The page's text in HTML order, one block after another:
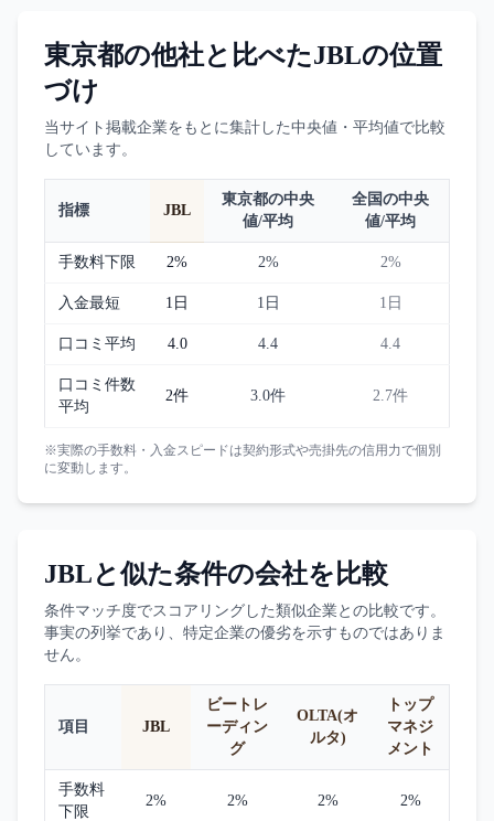
東京都の他社と比べたJBLの位置
づけ
当サイト掲載企業をもとに集計した中央値・平均値で比較
しています。
指標 JBL
東京都の中央
値/平均
全国の中央
値/平均
手数料下限 2% 2% 2%
入金最短 1日 1日 1日
口コミ平均 4.0 4.4 4.4
口コミ件数
平均
2件 3.0件 2.7件
※実際の手数料・入金スピードは契約形式や売掛先の信用力で個別
に変動します。
JBLと似た条件の会社を比較
条件マッチ度でスコアリングした類似企業との比較です。
事実の列挙であり、特定企業の優劣を示すものではありま
せん。
項目 JBL
ビートレ
ーディン
グ
OLTA(オ
ルタ)
トップ
マネジ
メント
手数料
下限
2% 2% 2% 2%